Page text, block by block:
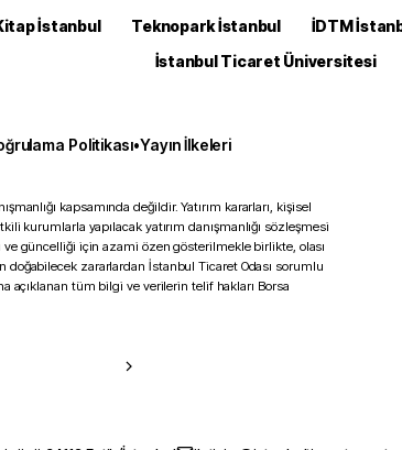
İstanbul Teknopark İstanbul İDTM
İstanbul Ticaret Üniversitesi
Politikası•Yayın İlkeleri
kapsamında değildir. Yatırım kararları, kişisel
yapılacak yatırım danışmanlığı sözleşmesi
güncelliği için azami özen gösterilmekle birlikte, olası
zararlardan İstanbul Ticaret Odası sorumlu
açıklanan tüm bilgi ve verilerin telif hakları Borsa